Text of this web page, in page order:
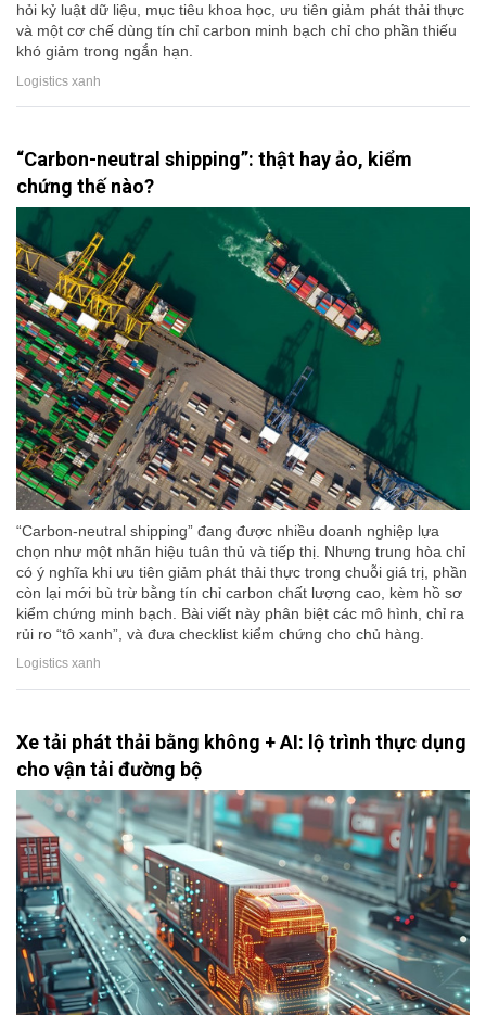
hỏi kỷ luật dữ liệu, mục tiêu khoa học, ưu tiên giảm phát thải thực
và một cơ chế dùng tín chỉ carbon minh bạch chỉ cho phần thiếu
khó giảm trong ngắn hạn.
Logistics xanh
“Carbon-neutral shipping”: thật hay ảo, kiểm
chứng thế nào?
“Carbon-neutral shipping” đang được nhiều doanh nghiệp lựa
chọn như một nhãn hiệu tuân thủ và tiếp thị. Nhưng trung hòa chỉ
có ý nghĩa khi ưu tiên giảm phát thải thực trong chuỗi giá trị, phần
còn lại mới bù trừ bằng tín chỉ carbon chất lượng cao, kèm hồ sơ
kiểm chứng minh bạch. Bài viết này phân biệt các mô hình, chỉ ra
rủi ro “tô xanh”, và đưa checklist kiểm chứng cho chủ hàng.
Logistics xanh
Xe tải phát thải bằng không + AI: lộ trình thực dụng
cho vận tải đường bộ